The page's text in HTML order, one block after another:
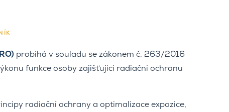
probíhá v souladu se zákonem č. 263/2016
funkce osoby zajišťující radiační ochranu
radiační ochrany a optimalizace expozice,